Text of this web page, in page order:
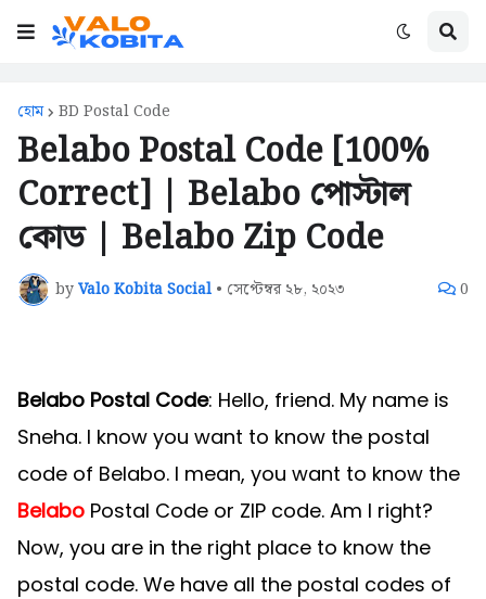
হোম BD Postal Code
Belabo Postal Code [100%
Correct] | Belabo পোস্টাল
কোড | Belabo Zip Code
byValo Kobita Social • সেপ্টেম্বর ২৮, ২০২৩ 0
Belabo Postal Code: Hello, friend. My name is
Sneha. I know you want to know the postal
code of Belabo. I mean, you want to know the
Belabo Postal Code or ZIP code. Am I right?
Now, you are in the right place to know the
postal code. We have all the postal codes of